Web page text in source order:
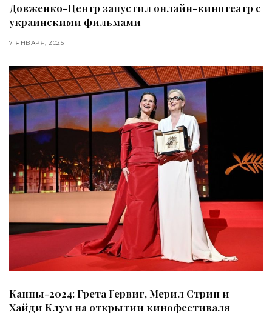
Довженко-Центр запустил онлайн-кинотеатр с
украинскими фильмами
7 ЯНВАРЯ, 2025
Канны-2024: Грета Гервиг, Мерил Стрип и
Хайди Клум на открытии кинофестиваля